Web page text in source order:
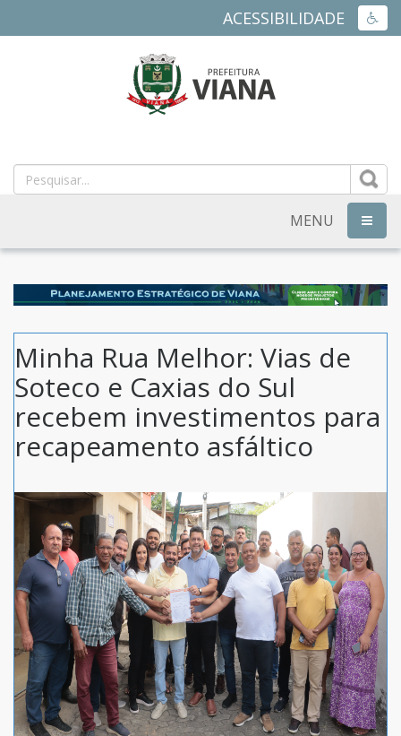
ACESSIBILIDADE
MUNICIPAL
DE
VIANA
ES
MENU
Minha Rua Melhor: Vias de
Soteco e Caxias do Sul
recebem investimentos para
recapeamento asfáltico